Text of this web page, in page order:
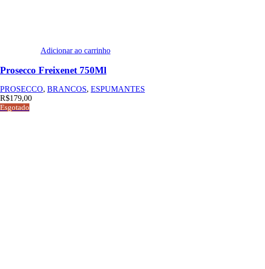
Adicionar ao carrinho
Prosecco Freixenet 750Ml
PROSECCO, BRANCOS, ESPUMANTES
R$179,00
Esgotado